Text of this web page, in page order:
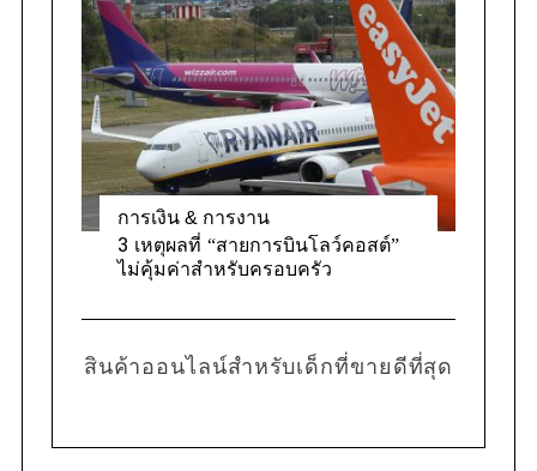
การเงิน & การงาน
3 เหตุผลที่ “สายการบินโลว์คอสต์”
ไม่คุ้มค่าสำหรับครอบครัว
สินค้าออนไลน์สำหรับเด็กที่ขายดีที่สุด